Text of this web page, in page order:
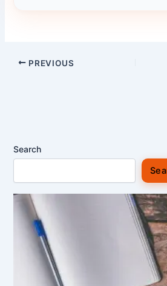
PREVIOUS
Search